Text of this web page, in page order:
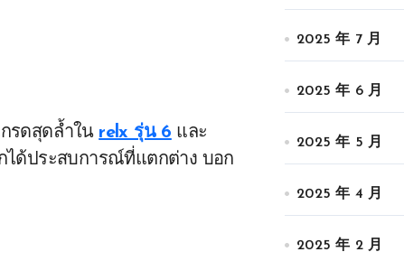
รดสุดล้ำใน relx รุ่น 6 และ
ได้ประสบการณ์ที่แตกต่าง บอก
2025 年 7 月
2025 年 6 月
2025 年 5 月
2025 年 4 月
2025 年 2 月